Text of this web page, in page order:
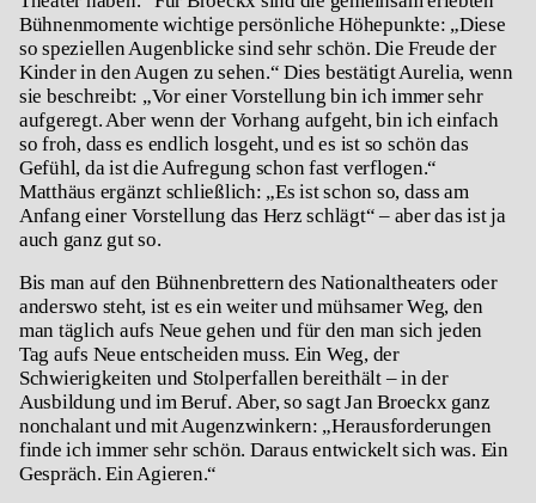
Bühnenmomente wichtige persönliche Höhepunkte: „Diese
so speziellen Augenblicke sind sehr schön. Die Freude der
Kinder in den Augen zu sehen.“ Dies bestätigt Aurelia, wenn
sie beschreibt: „Vor einer Vorstellung bin ich immer sehr
aufgeregt. Aber wenn der Vorhang aufgeht, bin ich einfach
so froh, dass es endlich losgeht, und es ist so schön das
Gefühl, da ist die Aufregung schon fast verflogen.“
Matthäus ergänzt schließlich: „Es ist schon so, dass am
Anfang einer Vorstellung das Herz schlägt“ – aber das ist ja
auch ganz gut so.
Bis man auf den Bühnenbrettern des Nationaltheaters oder
anderswo steht, ist es ein weiter und mühsamer Weg, den
man täglich aufs Neue gehen und für den man sich jeden
Tag aufs Neue entscheiden muss. Ein Weg, der
Schwierigkeiten und Stolperfallen bereithält – in der
Ausbildung und im Beruf. Aber, so sagt Jan Broeckx ganz
nonchalant und mit Augenzwinkern: „Herausforderungen
finde ich immer sehr schön. Daraus entwickelt sich was. Ein
Gespräch. Ein Agieren.“